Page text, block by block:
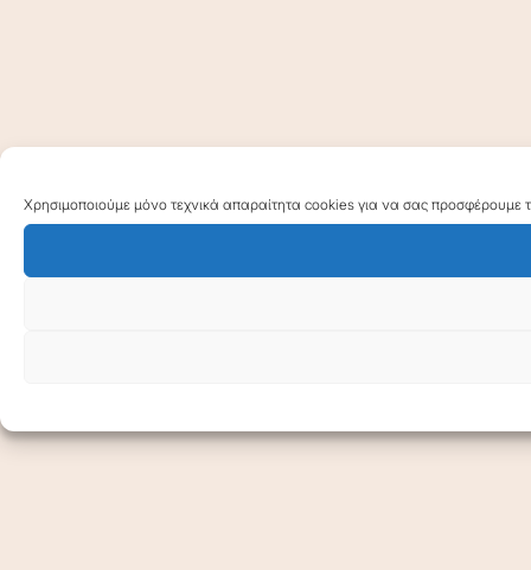
Χρησιμοποιούμε μόνο τεχνικά απαραίτητα cookies για να σας προσφέρουμε